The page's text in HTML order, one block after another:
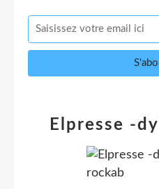
Elpresse -